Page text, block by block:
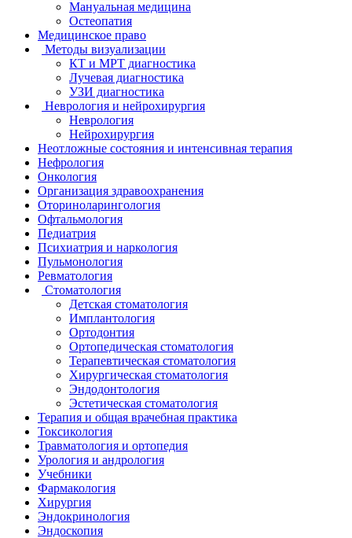
Мануальная медицина
Остеопатия
Медицинское право
Методы визуализации
КТ и МРТ диагностика
Лучевая диагностика
УЗИ диагностика
Неврология и нейрохирургия
Неврология
Нейрохирургия
Неотложные состояния и интенсивная терапия
Нефрология
Онкология
Организация здравоохранения
Оториноларингология
Офтальмология
Педиатрия
Психиатрия и наркология
Пульмонология
Ревматология
Стоматология
Детская стоматология
Имплантология
Ортодонтия
Ортопедическая стоматология
Терапевтическая стоматология
Хирургическая стоматология
Эндодонтология
Эстетическая стоматология
Терапия и общая врачебная практика
Токсикология
Травматология и ортопедия
Урология и андрология
Учебники
Фармакология
Хирургия
Эндокринология
Эндоскопия